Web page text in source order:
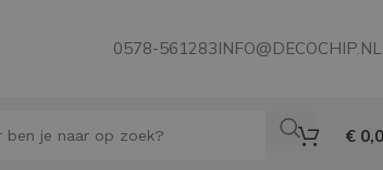
0578-561283INFO@DECOCHIP.NL
€